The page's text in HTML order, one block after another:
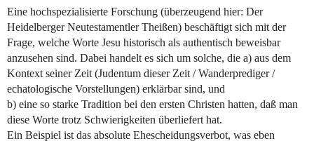
Eine hochspezialisierte Forschung (überzeugend hier: Der
Heidelberger Neutestamentler Theißen) beschäftigt sich mit der
Frage, welche Worte Jesu historisch als authentisch beweisbar
anzusehen sind. Dabei handelt es sich um solche, die a) aus dem
Kontext seiner Zeit (Judentum dieser Zeit / Wanderprediger /
echatologische Vorstellungen) erklärbar sind, und
b) eine so starke Tradition bei den ersten Christen hatten, daß man
diese Worte trotz Schwierigkeiten überliefert hat.
Ein Beispiel ist das absolute Ehescheidungsverbot, was eben